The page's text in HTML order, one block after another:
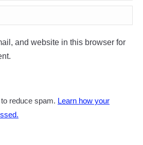
and website in this browser for
reduce spam. Learn how your